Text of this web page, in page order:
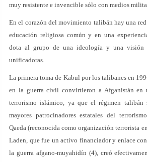
muy resistente e invencible sólo con medios
En el corazón del movimiento talibán hay una
educación religiosa común y en una
dota al grupo de una ideología y una visión
unificadoras.
La primera toma de Kabul por los talibanes en
en la guerra civil convirtieron a Afganistán en
terrorismo islámico, ya que el régimen
mayores patrocinadores estatales del
Qaeda (reconocida como organización terrorista
Laden, que fue un activo financiador y enlace
la guerra afgano-muyahidín (4), creó